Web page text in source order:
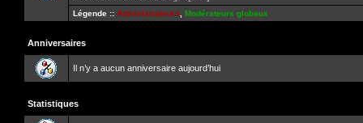
Légende :: Administrateurs Modérateurs globaux
Anniversaires
Il n’y a aucun anniversaire aujourd’hui
Statistiques